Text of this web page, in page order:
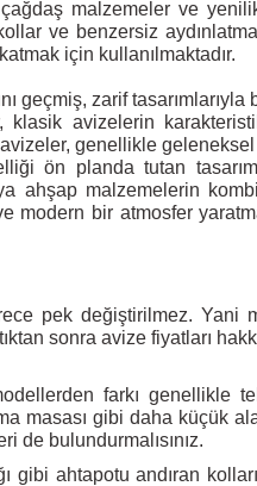
malzemeler ve
ve benzersiz
için kullanılmaktadır.
geçmiş, zarif
klasik avizelerin
genellikle
ön planda tutan
ahşap malzemelerin
modern bir atmosfer
pek değiştirilmez.
sonra avize fiyatları
farkı genellikle
masası gibi daha küçük
de bulundurmalısınız.
gibi ahtapotu andıran